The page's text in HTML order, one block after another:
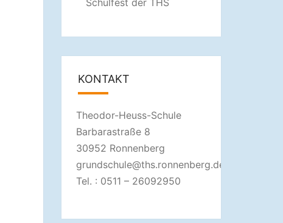
Schulfest der THS
KONTAKT
Theodor-Heuss-Schule
Barbarastraße 8
30952 Ronnenberg
grundschule@ths.ronnenberg.de
Tel. : 0511 – 26092950